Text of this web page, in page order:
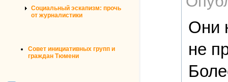
Социальный эскапизм: прочь
от журналистики
Совет инициативных групп и
граждан Тюмени
Они
не